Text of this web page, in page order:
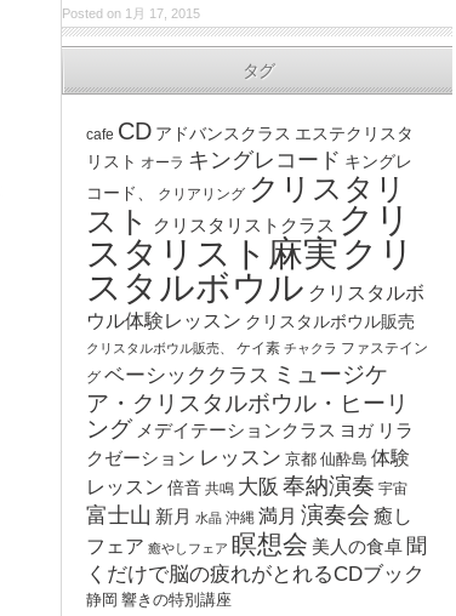
Posted on 1月 17, 2015
タグ
cafe CD アドバンスクラス エステクリスタ
リスト オーラ キングレコード キングレ
コード、
クリアリング クリスタリ
スト
クリスタリストクラス クリ
スタリスト麻実 クリ
スタルボウル クリスタルボ
ウル体験レッスン クリスタルボウル販売
クリスタルボウル販売、 ケイ素 チャクラ ファステイン
グ ベーシッククラス ミュージケ
ア・クリスタルボウル・ヒーリ
ング メデイテーションクラス ヨガ リラ
クゼーション レッスン 京都 仙酔島 体験
レッスン 倍音 共鳴 大阪 奉納演奏 宇宙
富士山 新月 水晶 沖縄 満月 演奏会 癒し
フェア 癒やしフェア 瞑想会 美人の食卓 聞
くだけで脳の疲れがとれるCDブック
静岡 響きの特別講座